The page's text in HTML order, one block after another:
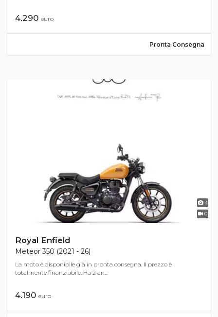
4.290 euro
Pronta Consegna
3
0
Royal Enfield
Meteor 350 (2021 - 26)
La moto è disponibile già in pronta consegna. Il prezzo è
totalmente finanziabile. Ha 2 an...
4.190 euro